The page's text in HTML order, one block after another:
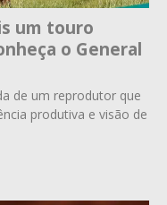
um touro
o General
de um reprodutor que
produtiva e visão de